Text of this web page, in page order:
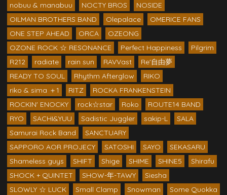
nobuu & manabuu
NOCTY BROS
NOSIDE
OILMAN BROTHERS BAND
Olepalace
OMERICE FANS
ONE STEP AHEAD
ORCA
OZEONG
OZONE ROCK ☆ RESONANCE
Perfect Happiness
Pilgrim
R212
radiate rain sun RAVVast
Re'自由夢
READY TO SOUL
Rhythm Afterglow
RIKO
riko & sima ＋1
RITZ
ROCKA FRANKENSTEIN
ROCKIN' ENOCKY
rock☆star Roko
ROUTE14 BAND
RYO
SACHI&YUU Sadistic Juggler sakip-L
SALA
Samurai Rock Band
SANCTUARY
SAPPORO AOR PROJECY
SATOSHI SAYO
SEKASARU
Shameless guys
SHIFT Shige SHIME SHINE5
Shirafu
SHOCK + QUINTET
SHOW-年-TAWY
Siesha
SLOWLY ☆ LUCK
Small Clamp Snowman
Some Quokka